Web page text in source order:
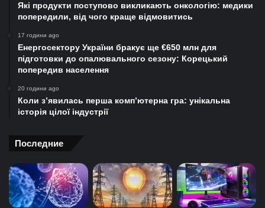
Які продукти поступово викликають онкологію: медики
попередили, від чого краще відмовитись
17 години ago
Енергосектору України бракує ще €650 млн для
підготовки до опалювального сезону: Корецький
попередив населення
20 години ago
Коли з’явилась перша комп’ютерна гра: унікальна
історія цілої індустрії
Последние